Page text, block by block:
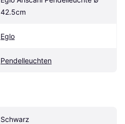
42.5cm
Eglo
Pendelleuchten
Schwarz